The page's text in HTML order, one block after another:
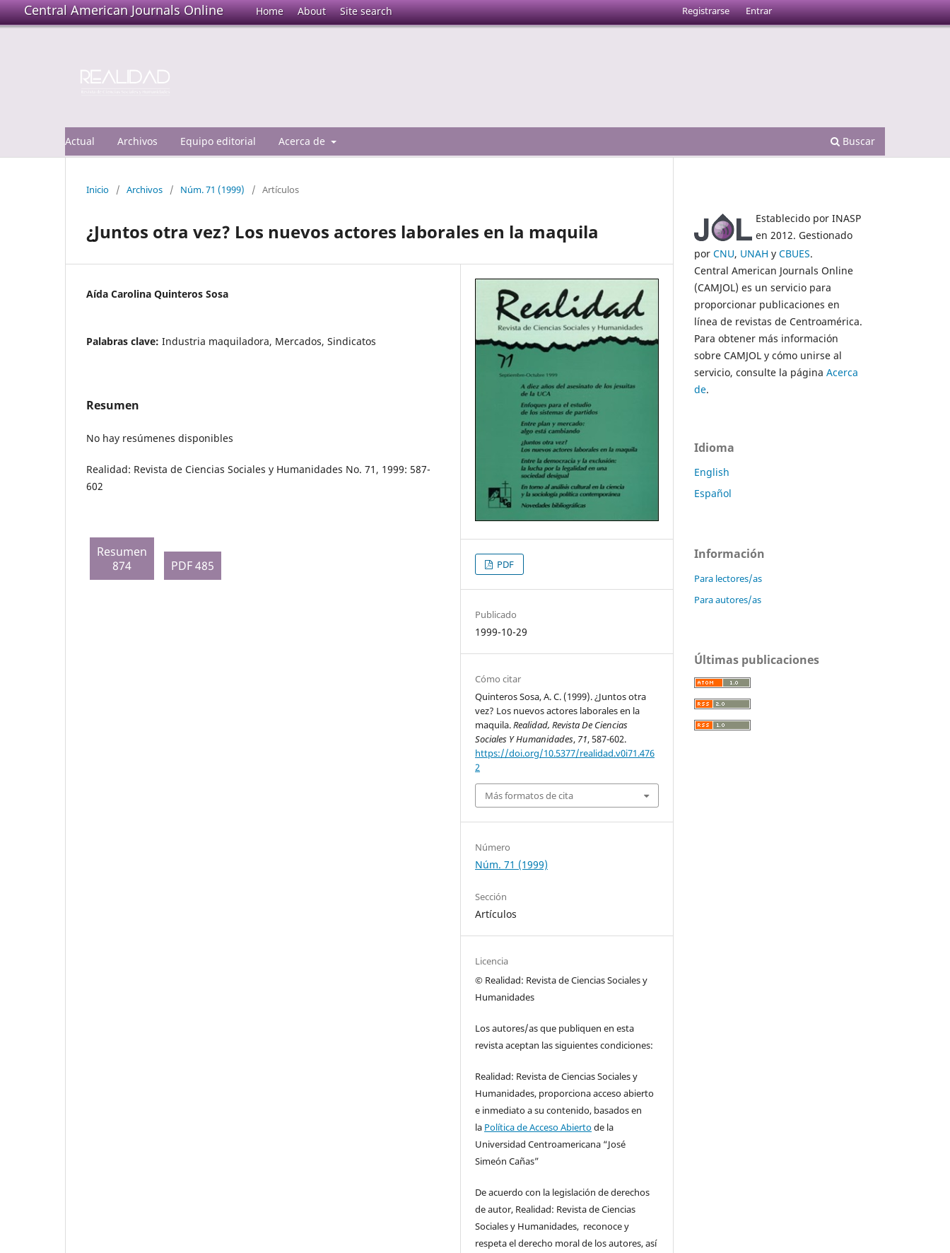
Central American Journals Online Home About Site search
Actual Archivos Equipo editorial Acerca de Buscar
Registrarse Entrar
Inicio / Archivos / Núm. 71 (1999) / Artículos
¿Juntos otra vez? Los nuevos actores laborales en la maquila
Aída Carolina Quinteros Sosa
Palabras clave: Industria maquiladora, Mercados, Sindicatos
Resumen
No hay resúmenes disponibles
Realidad: Revista de Ciencias Sociales y Humanidades No. 71, 1999: 587-
602
Resumen
874
PDF 485 PDF
Publicado
1999-10-29
Cómo citar
Quinteros Sosa, A. C. (1999). ¿Juntos otra
vez? Los nuevos actores laborales en la
maquila.Realidad, Revista De Ciencias
Sociales Y Humanidades, 71, 587-602.
https://doi.org/10.5377/realidad.v0i71.476
2
Más formatos de cita
Número
Núm. 71 (1999)
Sección
Artículos
Licencia
© Realidad: Revista de Ciencias Sociales y
Humanidades
Los autores/as que publiquen en esta
revista aceptan las siguientes condiciones:
Realidad: Revista de Ciencias Sociales y
Humanidades, proporciona acceso abierto
e inmediato a su contenido, basados en
la Política de Acceso Abiertode la
Universidad Centroamericana “José
Simeón Cañas”
De acuerdo con la legislación de derechos
de autor, Realidad: Revista de Ciencias
Sociales y Humanidades, reconoce y
respeta el derecho moral de los autores, así
Establecido por INASP
en 2012. Gestionado
por CNU, UNAH y CBUES.
Central American Journals Online
(CAMJOL) es un servicio para
proporcionar publicaciones en
línea de revistas de Centroamérica.
Para obtener más información
sobre CAMJOL y cómo unirse al
servicio, consulte la página Acerca
de.
Idioma
English
Español
Información
Para lectores/as
Para autores/as
Últimas publicaciones